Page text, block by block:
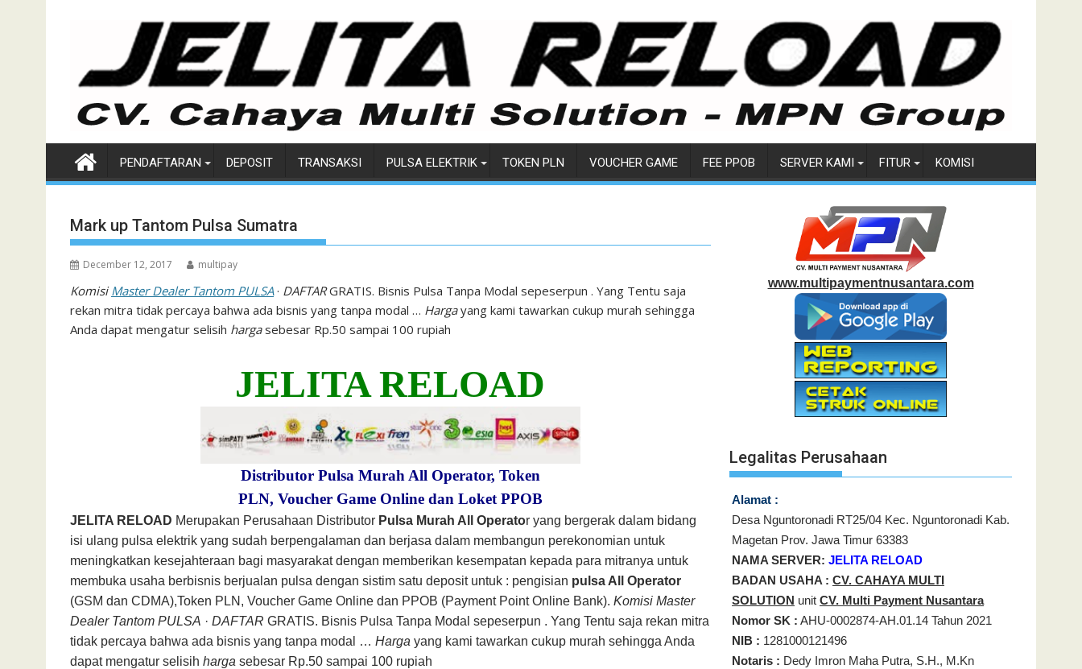
PENDAFTARAN DEPOSIT TRANSAKSI PULSA ELEKTRIK TOKEN PLN VOUCHER GAME FEE PPOB SERVER KAMI FITUR KOMISI
Mark up Tantom Pulsa Sumatra
December 12, 2017 multipay
KomisiMaster Dealer Tantom PULSA· DAFTARGRATIS. Bisnis Pulsa Tanpa Modal sepeserpun . Yang Tentu saja
rekan mitra tidak percaya bahwa ada bisnis yang tanpa modal … Hargayang kami tawarkan cukup murah sehingga
Anda dapat mengatur selisih hargasebesar Rp.50 sampai 100 rupiah
JELITA RELOAD
Distributor Pulsa Murah All Operator, Token
PLN, Voucher Game Online dan Loket PPOB
JELITA RELOAD Merupakan Perusahaan Distributor Pulsa Murah All Operator yang bergerak dalam bidang
isi ulang pulsa elektrik yang sudah berpengalaman dan berjasa dalam membangun perekonomian untuk
meningkatkan kesejahteraan bagi masyarakat dengan memberikan kesempatan kepada para mitranya untuk
membuka usaha berbisnis berjualan pulsa dengan sistim satu deposit untuk : pengisian pulsa All Operator
(GSM dan CDMA),Token PLN, Voucher Game Online dan PPOB (Payment Point Online Bank). Komisi Master
Dealer Tantom PULSA · DAFTAR GRATIS. Bisnis Pulsa Tanpa Modal sepeserpun . Yang Tentu saja rekan mitra
tidak percaya bahwa ada bisnis yang tanpa modal … Harga yang kami tawarkan cukup murah sehingga Anda
dapat mengatur selisih harga sebesar Rp.50 sampai 100 rupiah
www.multipaymentnusantara.com
Legalitas Perusahaan
Alamat :
Desa Nguntoronadi RT25/04 Kec. Nguntoronadi Kab.
Magetan Prov. Jawa Timur 63383
NAMA SERVER: JELITA RELOAD
BADAN USAHA : CV. CAHAYA MULTI
SOLUTION unit CV. Multi Payment Nusantara
Nomor SK : AHU-0002874-AH.01.14 Tahun 2021
NIB : 1281000121496
Notaris : Dedy Imron Maha Putra, S.H., M.Kn